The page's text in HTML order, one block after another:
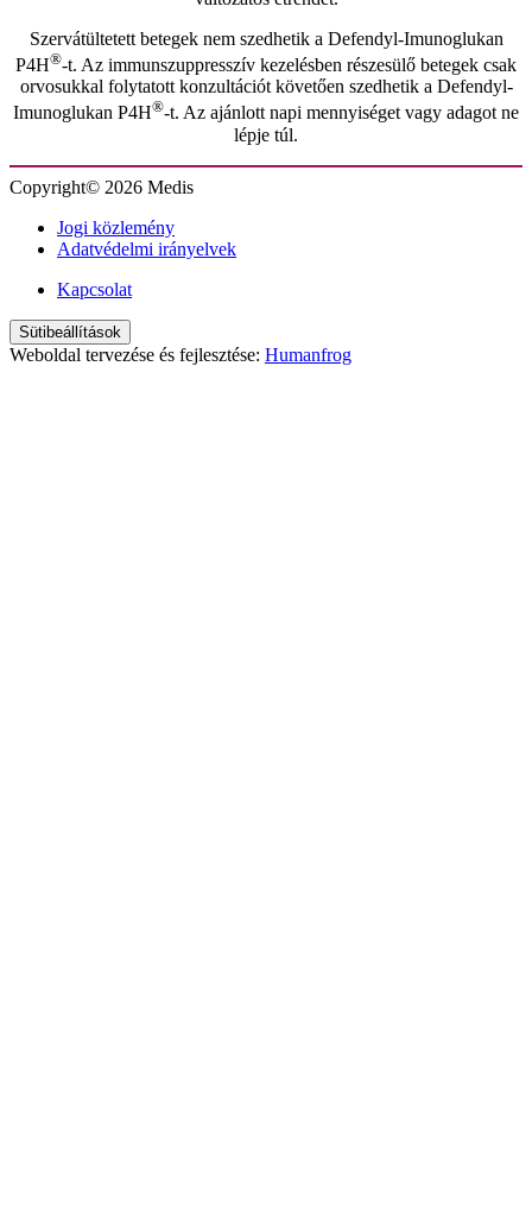
Szervátültetett betegek nem szedhetik a Defendyl-Imunoglukan
P4H®-t. Az immunszuppresszív kezelésben részesülő betegek csak
orvosukkal folytatott konzultációt követően szedhetik a Defendyl-
Imunoglukan P4H®-t. Az ajánlott napi mennyiséget vagy adagot ne
lépje túl.
Copyright© 2026 Medis
Jogi közlemény
Adatvédelmi irányelvek
Kapcsolat
Sütibeállítások
Weboldal tervezése és fejlesztése: Humanfrog